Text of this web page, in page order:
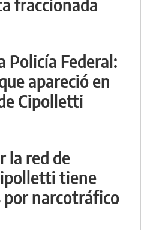
fraccionada
Policía Federal:
apareció en
Cipolletti
la red de
tiene
narcotráfico